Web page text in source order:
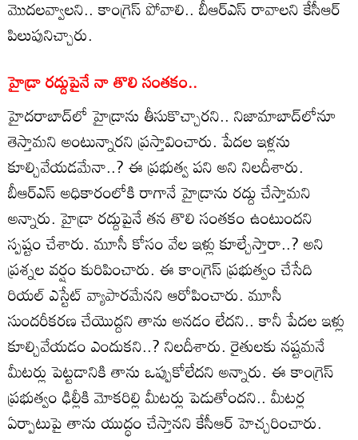
మొదలవ్వాలని.. కాంగ్రెస్‌ పోవాలి.. బీఆర్‌ఎస్‌ రావాలని కేసీఆర్
పిలుపునిచ్చారు.
హైడ్రా రద్దుపైనే నా తొలి సంతకం..
హైదరాబాద్‌లో హైడ్రాను తీసుకొచ్చారని.. నిజామాబాద్‌లోనూ
తెస్తామని అంటున్నారని ప్రస్తావించారు. పేదల ఇళ్లను
కూల్చివేయడమేనా..? ఈ ప్రభుత్వ పని అని నిలదీశారు.
బీఆర్ఎస్ అధికారంలోకి రాగానే హైడ్రాను రద్దు చేస్తామని
అన్నారు. హైడ్రా రద్దుపైనే తన తొలి సంతకం ఉంటుందని
స్పష్టం చేశారు. మూసీ కోసం వేల ఇళ్లు కూల్చేస్తారా..? అని
ప్రశ్నల వర్షం కురిపించారు. ఈ కాంగ్రెస్ ప్రభుత్వం చేసేది
రియల్‌ ఎస్టేట్‌ వ్యాపారమేనని ఆరోపించారు. మూసీ
సుందరీకరణ చేయొద్దని తాను అనడం లేదని.. కానీ పేదల ఇళ్లు
కూల్చివేయడం ఎందుకని..? నిలదీశారు. రైతులకు నష్టమనే
మీటర్లు పెట్టడానికి తాను ఒప్పుకోలేదని అన్నారు. ఈ కాంగ్రెస్
ప్రభుత్వం ఢిల్లీకి మోకరిల్లి మీటర్లు పెడుతోందని.. మీటర్ల
ఏర్పాటుపై తాను యుద్ధం చేస్తానని కేసీఆర్ హెచ్చరించారు.